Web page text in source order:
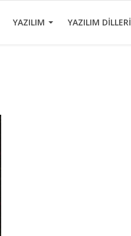
YAZILIM YAZILIM DILLERI